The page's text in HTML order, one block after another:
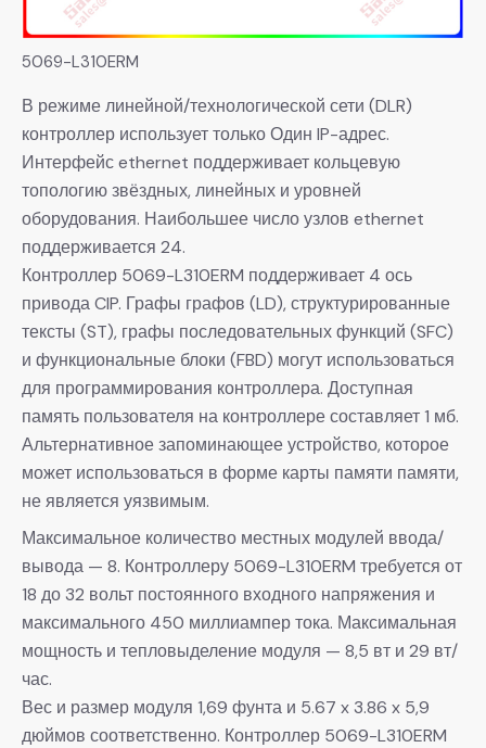
5069-L310ERM
В режиме линейной/технологической сети (DLR)
контроллер использует только Один IP-адрес.
Интерфейс ethernet поддерживает кольцевую
топологию звёздных, линейных и уровней
оборудования. Наибольшее число узлов ethernet
поддерживается 24.
Контроллер 5069-L310ERM поддерживает 4 ось
привода CIP. Графы графов (LD), структурированные
тексты (ST), графы последовательных функций (SFC)
и функциональные блоки (FBD) могут использоваться
для программирования контроллера. Доступная
память пользователя на контроллере составляет 1 мб.
Альтернативное запоминающее устройство, которое
может использоваться в форме карты памяти памяти,
не является уязвимым.
Максимальное количество местных модулей ввода/
вывода — 8. Контроллеру 5069-L310ERM требуется от
18 до 32 вольт постоянного входного напряжения и
максимального 450 миллиампер тока. Максимальная
мощность и тепловыделение модуля — 8,5 вт и 29 вт/
час.
Вес и размер модуля 1,69 фунта и 5.67 x 3.86 x 5,9
дюймов соответственно. Контроллер 5069-L310ERM